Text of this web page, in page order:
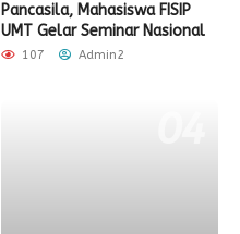
Pancasila, Mahasiswa FISIP
UMT Gelar Seminar Nasional
107 Admin2